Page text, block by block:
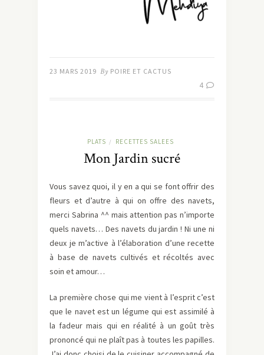
23 MARS 2019 By POIRE ET CACTUS
4
PLATS / RECETTES SALEES
Mon Jardin sucré
Vous savez quoi, il y en a qui se font offrir des
fleurs et d’autre à qui on offre des navets,
merci Sabrina ^^ mais attention pas n’importe
quels navets… Des navets du jardin ! Ni une ni
deux je m’active à l’élaboration d’une recette
à base de navets cultivés et récoltés avec
soin et amour…
La première chose qui me vient à l’esprit c’est
que le navet est un légume qui est assimilé à
la fadeur mais qui en réalité à un goût très
prononcé qui ne plaît pas à toutes les papilles.